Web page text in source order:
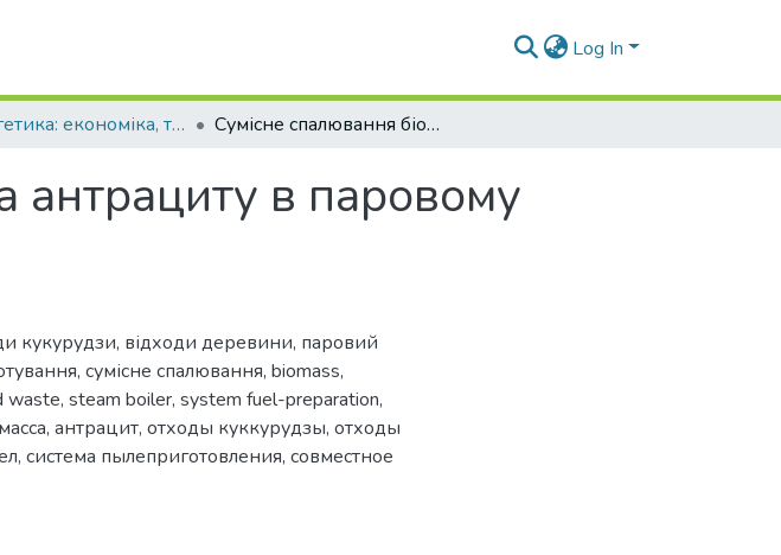
Log In
Енергетика: економіка, технології, екологія: науковий журнал, № 2 (52) Сумісне спалювання біомаси та антрациту в паровому котлі блоку 300 МВт
антрациту в паровому
кукурудзи, відходи деревини, паровий
, сумісне спалювання, biomass,
waste, steam boiler, system fuel-preparation,
, антрацит, отходы куккурудзы, отходы
, система пылеприготовления, совместное